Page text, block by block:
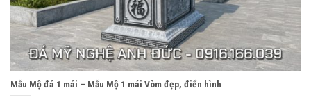
Mẫu Mộ đá 1 mái – Mẫu Mộ 1 mái Vòm đẹp, điển hình